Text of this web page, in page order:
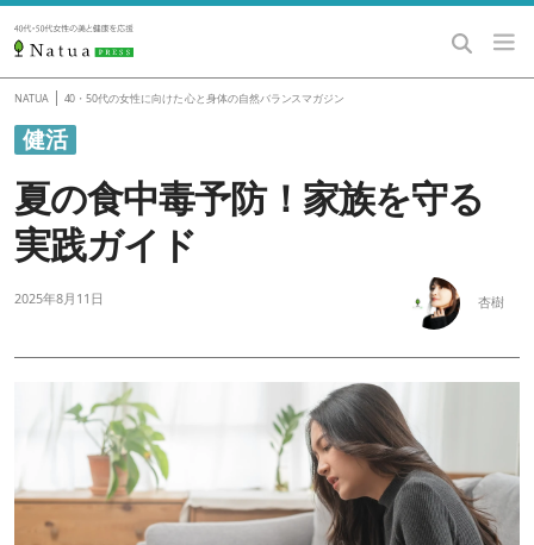
NATUA| 40・50代の女性に向けた 心と身体の自然バランスマガジン
健活
夏の食中毒予防！家族を守る
実践ガイド
2025年8月11日 杏樹